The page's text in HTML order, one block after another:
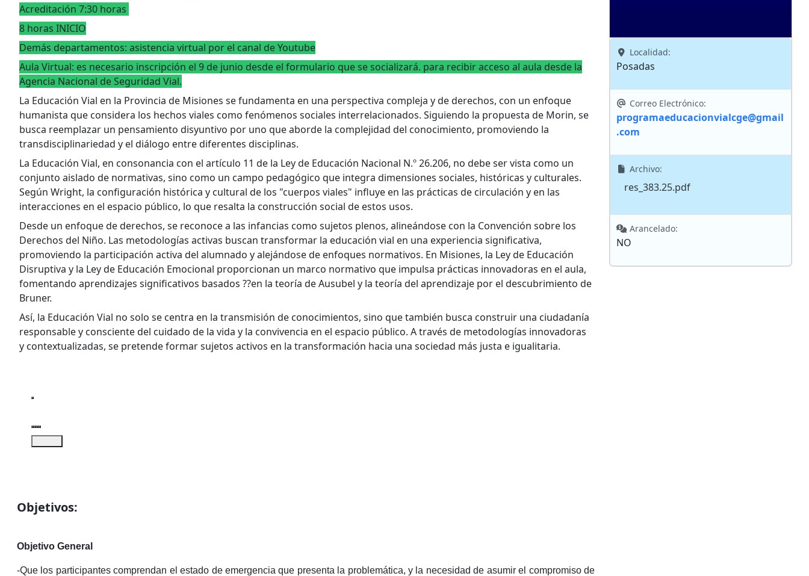
Acreditación 7:30 horas
8 horas INICIO
Demás departamentos: asistencia virtual por el canal de Youtube
Aula Virtual: es necesario inscripción el 9 de junio desde el formulario que se socializará. para recibir acceso al aula desde la
Agencia Nacional de Seguridad Vial.
La Educación Vial en la Provincia de Misiones se fundamenta en una perspectiva compleja y de derechos, con un enfoque
humanista que considera los hechos viales como fenómenos sociales interrelacionados. Siguiendo la propuesta de Morin, se
busca reemplazar un pensamiento disyuntivo por uno que aborde la complejidad del conocimiento, promoviendo la
transdisciplinariedad y el diálogo entre diferentes disciplinas.
La Educación Vial, en consonancia con el artículo 11 de la Ley de Educación Nacional N.º 26.206, no debe ser vista como un
conjunto aislado de normativas, sino como un campo pedagógico que integra dimensiones sociales, históricas y culturales.
Según Wright, la configuración histórica y cultural de los "cuerpos viales" influye en las prácticas de circulación y en las
interacciones en el espacio público, lo que resalta la construcción social de estos usos.
Desde un enfoque de derechos, se reconoce a las infancias como sujetos plenos, alineándose con la Convención sobre los
Derechos del Niño. Las metodologías activas buscan transformar la educación vial en una experiencia significativa,
promoviendo la participación activa del alumnado y alejándose de enfoques normativos. En Misiones, la Ley de Educación
Disruptiva y la Ley de Educación Emocional proporcionan un marco normativo que impulsa prácticas innovadoras en el aula,
fomentando aprendizajes significativos basados ??en la teoría de Ausubel y la teoría del aprendizaje por el descubrimiento de
Bruner.
Así, la Educación Vial no solo se centra en la transmisión de conocimientos, sino que también busca construir una ciudadanía
responsable y consciente del cuidado de la vida y la convivencia en el espacio público. A través de metodologías innovadoras
y contextualizadas, se pretende formar sujetos activos en la transformación hacia una sociedad más justa e igualitaria.
Mensaje de marcador
Copiar mensaje
Exportar
Objetivos:
Objetivo General
-Que los participantes comprendan el estado de emergencia que presenta la problemática, y la necesidad de asumir el compromiso de
Localidad:
Posadas
Correo Electrónico:
programaeducacionvialcge@gmail
.com
Archivo:
res_383.25.pdf
Arancelado:
NO